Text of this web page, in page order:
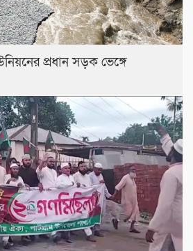
প্রধান সড়ক ভেঙ্গে